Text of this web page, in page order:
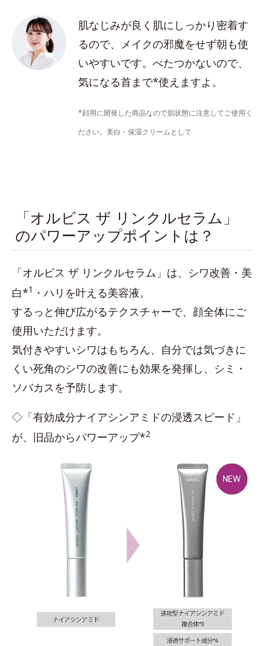
肌なじみが良く肌にしっかり密着す
るので、メイクの邪魔をせず朝も使
いやすいです。べたつかないので、
気になる首まで*使えますよ。
*顔用に開発した商品なので肌状態に注意してご使用く
ださい。美白・保湿クリームとして
「オルビス ザ リンクルセラム」
のパワーアップポイントは？
「オルビス ザ リンクルセラム」は、シワ改善・美
白*1 ・ハリを叶える美容液。
するっと伸び広がるテクスチャーで、顔全体にご
使用いただけます。
気付きやすいシワはもちろん、自分では気づきに
くい死角のシワの改善にも効果を発揮し、シミ・
ソバカスを予防します。
◇「有効成分ナイアシンアミドの浸透スピード」
が、旧品からパワーアップ*2